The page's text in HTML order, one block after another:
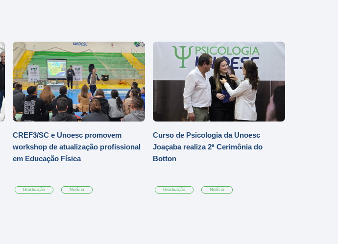
CREF3/SC e Unoesc promovem
workshop de atualização profissional
em Educação Física
Graduação Notícia
Curso de Psicologia da Unoesc
Joaçaba realiza 2ª Cerimônia do
Botton
Graduação Notícia